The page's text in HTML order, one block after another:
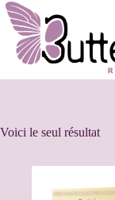
Voici le seul résultat